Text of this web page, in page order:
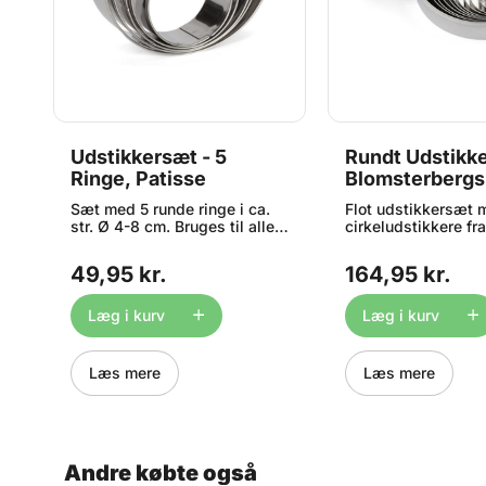
Udstikkersæt - 5
Ringe, Patisse
Sæt med 5 runde ringe i ca.
str. Ø 4-8 cm. Bruges til alle
fondant/marcipan. Fremstillet
i rustfrit stål og tåler derfor
opvaskemaskine. Ringene
måler ca. Ø 4, 5, 6, 7 og 8 cm.
49,95 kr.
Læg i kurv
Læs mere
Rundt
Blomsterbergs
Flot udstikkersæt
cirkeludstikkere
til kager og
medaljebunde,
marcipanskilte,
lignende i
størrelser.
stål, og tåler dermed
opvaskemaskine.
metalæske. 9
164,95 kr.
Læg i kurv
Læs mere
Andre købte også